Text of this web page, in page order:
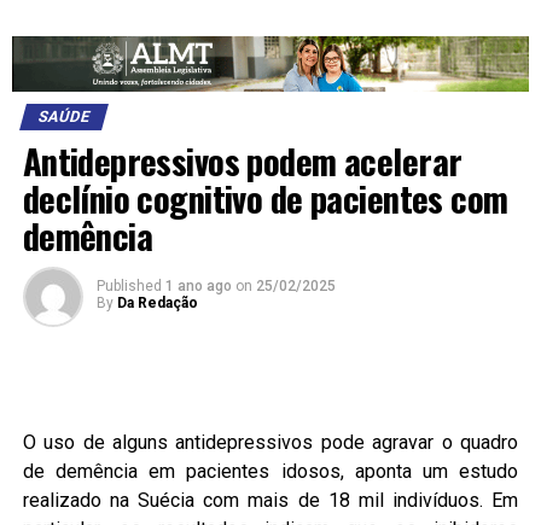
SAÚDE
Antidepressivos podem acelerar
declínio cognitivo de pacientes com
demência
Published 1 ano ago on 25/02/2025
By Da Redação
O uso de alguns antidepressivos pode agravar o quadro
de demência em pacientes idosos, aponta um estudo
realizado na Suécia com mais de 18 mil indivíduos. Em